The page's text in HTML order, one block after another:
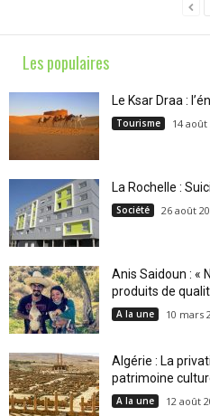
Les populaires
Le Ksar Draa :
Tourisme 14 août
La Rochelle :
Société 26 août
Anis Saidoun : «
produits de
A la une 10 mars
Algérie : La
patrimoine
A la une 12 août